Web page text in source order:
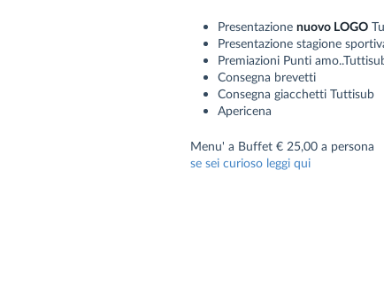
Presentazionenuovo LOGO
Presentazione stagione
Premiazioni Punti
Consegna brevetti
Consegna giacchetti Tuttisub
Apericena
Menu' a Buffet € 25,00 a persona
se sei curioso leggi qui